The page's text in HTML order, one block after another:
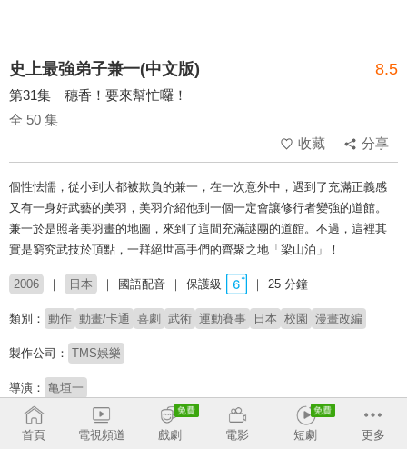
史上最強弟子兼一(中文版) 8.5
第31集 穗香！要來幫忙囉！
全 50 集
收藏
分享
個性怯懦，從小到大都被欺負的兼一，在一次意外中，遇到了充滿正義感
又有一身好武藝的美羽，美羽介紹他到一個一定會讓修行者變強的道館。
兼一於是照著美羽畫的地圖，來到了這間充滿謎團的道館。不過，這裡其
實是窮究武技於頂點，一群絕世高手們的齊聚之地「梁山泊」！
2006 日本 國語配音 保護級 25 分鐘
類別： 動作 動畫/卡通 喜劇 武術 運動賽事 日本 校園 漫畫改編
製作公司： TMS娛樂
導演： 亀垣一
配音： 汪世瑋 陳幼文 陳宏瑋
首頁
電視頻道 戲劇 電影 短劇 更多